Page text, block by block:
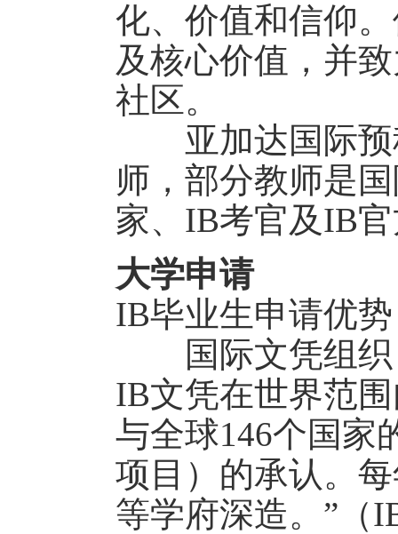
化、价值和信仰
及核心价值，并
社区。
亚加达国际预
师，部分教师是
家、IB考官及IB
大学申请
IB毕业生申请优势
国际文凭组织
IB文凭在世界范
与全球146个国家
项目）的承认。
等学府深造。”（